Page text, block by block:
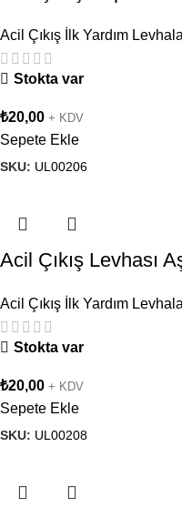
Acil Çıkış İlk Yardım
Stokta var
₺20,00 + KDV
Sepete Ekle
SKU: UL00206
Acil Çıkış Levhası
Acil Çıkış İlk Yardım
Stokta var
₺20,00 + KDV
Sepete Ekle
SKU: UL00208